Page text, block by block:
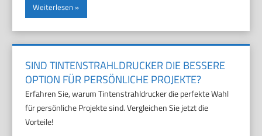
Weiterlesen
SIND TINTENSTRAHLDRUCKER DIE BESSERE
OPTION FÜR PERSÖNLICHE PROJEKTE?
Erfahren Sie, warum Tintenstrahldrucker die perfekte Wahl
für persönliche Projekte sind. Vergleichen Sie jetzt die
Vorteile!